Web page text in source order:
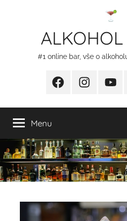
#1 online bar, vše o
FacebookInstagram
YT
Menu